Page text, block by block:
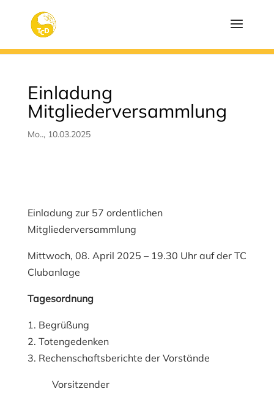
Einladung
Mitgliederversammlung
Mo.., 10.03.2025
Einladung zur 57 ordentlichen
Mitgliederversammlung
Mittwoch, 08. April 2025 – 19.30 Uhr auf der TC
Clubanlage
Tagesordnung
1. Begrüßung
2. Totengedenken
3. Rechenschaftsberichte der Vorstände
Vorsitzender